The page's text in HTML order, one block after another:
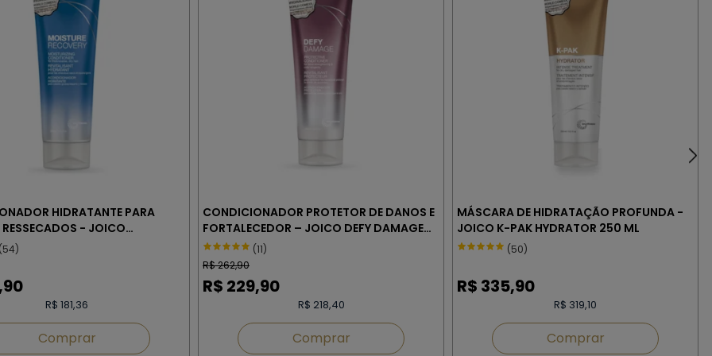
HIDRATANTE PARA
RESSECADOS - JOICO
RECOVERY 250 ml
(54)
R$ 181,36
Comprar
CONDICIONADOR PROTETOR DE DANOS E
FORTALECEDOR – JOICO DEFY DAMAGE
250 ml
(11)
R$262,90
R$ 229,90
R$ 218,40
Comprar
MÁSCARA DE HIDRATAÇÃO PROFUNDA -
JOICO K-PAK HYDRATOR 250 ML
(50)
R$ 335,90
R$ 319,10
Comprar